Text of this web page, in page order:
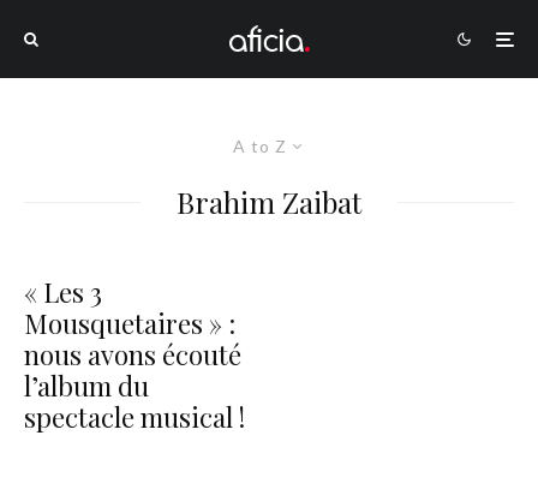
A to Z
Brahim Zaibat
« Les 3
Mousquetaires » :
nous avons écouté
l’album du
spectacle musical !